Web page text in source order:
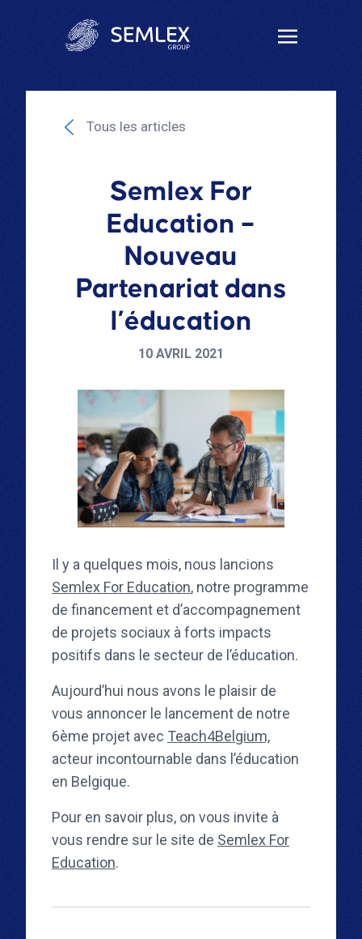
Tous les articles
Semlex For
Education –
Nouveau
Partenariat dans
l’éducation
10 AVRIL 2021
Il y a quelques mois, nous lancions
Semlex For Education, notre programme
de financement et d’accompagnement
de projets sociaux à forts impacts
positifs dans le secteur de l’éducation.
Aujourd’hui nous avons le plaisir de
vous annoncer le lancement de notre
6ème projet avec Teach4Belgium,
acteur incontournable dans l’éducation
en Belgique.
Pour en savoir plus, on vous invite à
vous rendre sur le site de Semlex For
Education.